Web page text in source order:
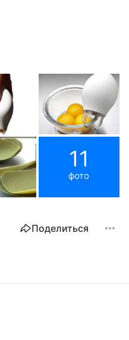
11
фото
Поделиться